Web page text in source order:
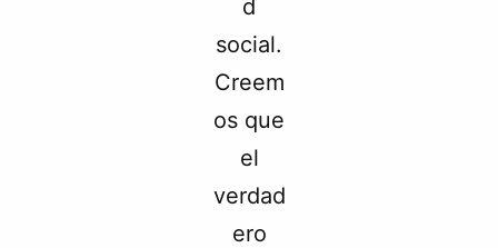
d
social.
Creem
os que
el
verdad
ero